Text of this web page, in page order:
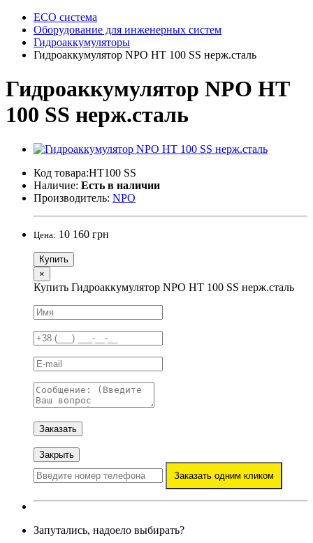
ECO система
Оборудование для инженерных систем
Гидроаккумуляторы
Гидроаккумулятор NPO HT 100 SS нерж.сталь
Гидроаккумулятор NPO HT
100 SS нерж.сталь
Код товара:HT100 SS
Наличие: Есть в наличии
Производитель: NPO
Цена: 10 160 грн
Купить
×
Купить Гидроаккумулятор NPO HT 100 SS нерж.сталь
Заказать
Закрыть
Заказать одним кликом
Запутались, надоело выбирать?